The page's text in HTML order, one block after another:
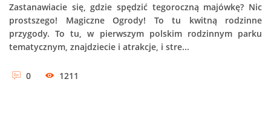
Zastanawiacie się, gdzie spędzić tegoroczną majówkę? Nic
prostszego! Magiczne Ogrody! To tu kwitną rodzinne
przygody. To tu, w pierwszym polskim rodzinnym parku
tematycznym, znajdziecie i atrakcje, i stre...
0 1211